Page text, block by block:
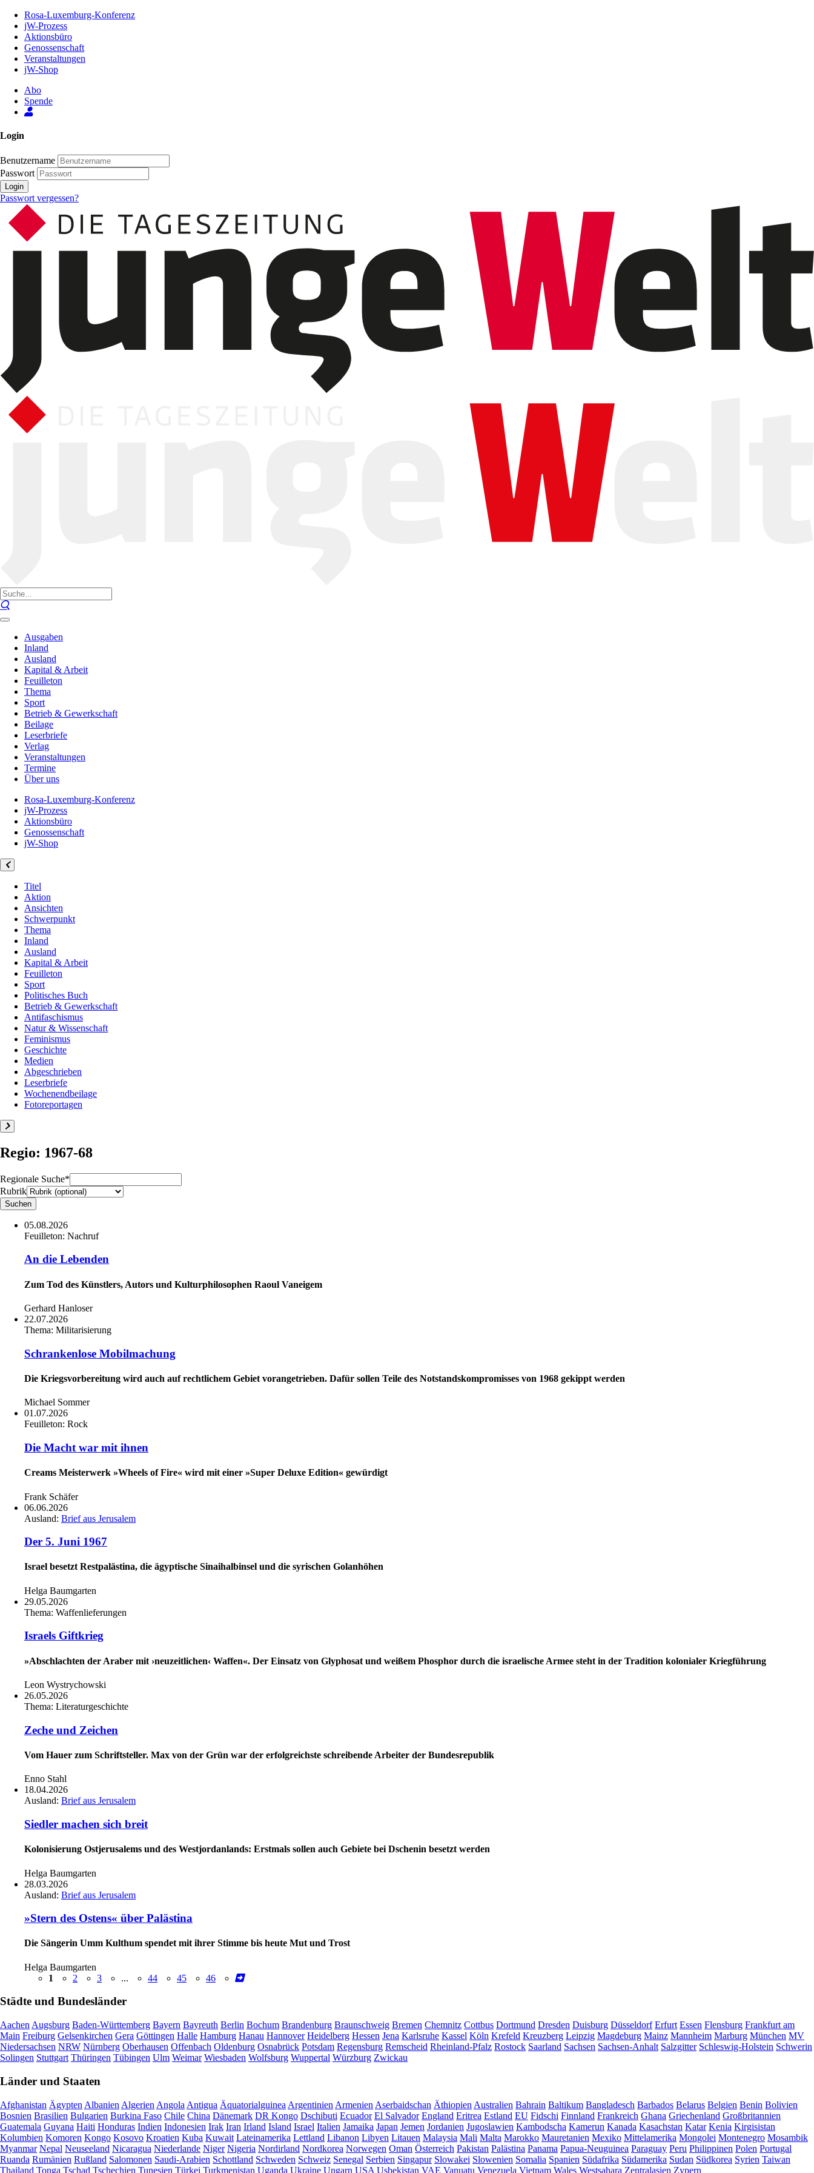
Inhalt
Seite
Rosa-Luxemburg-Konferenz
jW-Prozess
Aktionsbüro
Genossenschaft
Veranstaltungen
jW-Shop
Abo
Spende
Login
Benutzername
Passwort
Login
Passwort vergessen?
Ausgaben
Inland
Ausland
Kapital & Arbeit
Feuilleton
Thema
Sport
Betrieb & Gewerkschaft
Beilage
Leserbriefe
Verlag
Veranstaltungen
Termine
Über uns
Rosa-Luxemburg-Konferenz
jW-Prozess
Aktionsbüro
Genossenschaft
jW-Shop
Titel
Aktion
Ansichten
Schwerpunkt
Thema
Inland
Ausland
Kapital & Arbeit
Feuilleton
Sport
Politisches Buch
Betrieb & Gewerkschaft
Antifaschismus
Natur & Wissenschaft
Feminismus
Geschichte
Medien
Abgeschrieben
Leserbriefe
Wochenendbeilage
Fotoreportagen
Regio: 1967-68
Regionale Suche*
Rubrik
05.08.2026
Feuilleton: Nachruf
An die Lebenden
Zum Tod des Künstlers, Autors und Kulturphilosophen Raoul Vaneigem
Gerhard Hanloser
22.07.2026
Thema: Militarisierung
Schrankenlose Mobilmachung
Die Kriegsvorbereitung wird auch auf rechtlichem Gebiet vorangetrieben. Dafür sollen Teile des Notstandskompromisses von 1968 gekippt werden
Michael Sommer
01.07.2026
Feuilleton: Rock
Die Macht war mit ihnen
Creams Meisterwerk »Wheels of Fire« wird mit einer »Super Deluxe Edition« gewürdigt
Frank Schäfer
06.06.2026
Ausland: Brief aus Jerusalem
Der 5. Juni 1967
Israel besetzt Restpalästina, die ägyptische Sinaihalbinsel und die syrischen Golanhöhen
Helga Baumgarten
29.05.2026
Thema: Waffenlieferungen
Israels Giftkrieg
»Abschlachten der Araber mit ›neuzeitlichen‹ Waffen«. Der Einsatz von Glyphosat und weißem Phosphor durch die israelische Armee steht in der Tradition kolonialer Kriegführung
Leon Wystrychowski
26.05.2026
Thema: Literaturgeschichte
Zeche und Zeichen
Vom Hauer zum Schriftsteller. Max von der Grün war der erfolgreichste schreibende Arbeiter der Bundesrepublik
Enno Stahl
18.04.2026
Ausland: Brief aus Jerusalem
Siedler machen sich breit
Kolonisierung Ostjerusalems und des Westjordanlands: Erstmals sollen auch Gebiete bei Dschenin besetzt werden
Helga Baumgarten
28.03.2026
Ausland: Brief aus Jerusalem
»Stern des Ostens« über Palästina
Die Sängerin Umm Kulthum spendet mit ihrer Stimme bis heute Mut und Trost
Helga Baumgarten
1
2 3 ... 44 45 46
Städte und Bundesländer
Aachen Augsburg Baden-Württemberg Bayern Bayreuth Berlin Bochum Brandenburg Braunschweig Bremen Chemnitz Cottbus Dortmund Dresden Duisburg Düsseldorf Erfurt Essen Flensburg Frankfurt am
Main Freiburg Gelsenkirchen Gera Göttingen Halle Hamburg Hanau Hannover Heidelberg Hessen Jena Karlsruhe Kassel Köln Krefeld Kreuzberg Leipzig Magdeburg Mainz Mannheim Marburg München MV
Niedersachsen NRW Nürnberg Oberhausen Offenbach Oldenburg Osnabrück Potsdam Regensburg Remscheid Rheinland-Pfalz Rostock Saarland Sachsen Sachsen-Anhalt Salzgitter Schleswig-Holstein Schwerin
Solingen Stuttgart Thüringen Tübingen Ulm Weimar Wiesbaden Wolfsburg Wuppertal Würzburg Zwickau
Länder und Staaten
Afghanistan Ägypten Albanien Algerien Angola Antigua Äquatorialguinea Argentinien Armenien Aserbaidschan Äthiopien Australien Bahrain Baltikum Bangladesch Barbados Belarus Belgien Benin Bolivien
Bosnien Brasilien Bulgarien Burkina Faso Chile China Dänemark DR Kongo Dschibuti Ecuador El Salvador England Eritrea Estland EU Fidschi Finnland Frankreich Ghana Griechenland Großbritannien
Guatemala Guyana Haiti Honduras Indien Indonesien Irak Iran Irland Island Israel Italien Jamaika Japan Jemen Jordanien Jugoslawien Kambodscha Kamerun Kanada Kasachstan Katar Kenia Kirgisistan
Kolumbien Komoren Kongo Kosovo Kroatien Kuba Kuwait Lateinamerika Lettland Libanon Libyen Litauen Malaysia Mali Malta Marokko Mauretanien Mexiko Mittelamerika Mongolei Montenegro Mosambik
Myanmar Nepal Neuseeland Nicaragua Niederlande Niger Nigeria Nordirland Nordkorea Norwegen Oman Österreich Pakistan Palästina Panama Papua-Neuguinea Paraguay Peru Philippinen Polen Portugal
Ruanda Rumänien Rußland Salomonen Saudi-Arabien Schottland Schweden Schweiz Senegal Serbien Singapur Slowakei Slowenien Somalia Spanien Südafrika Südamerika Sudan Südkorea Syrien Taiwan
Thailand Tonga Tschad Tschechien Tunesien Türkei Turkmenistan Uganda Ukraine Ungarn USA Usbekistan VAE Vanuatu Venezuela Vietnam Wales Westsahara Zentralasien Zypern